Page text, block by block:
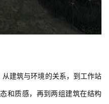
从建筑与环境的关系，到工作站
和质感，再到两组建筑在结构